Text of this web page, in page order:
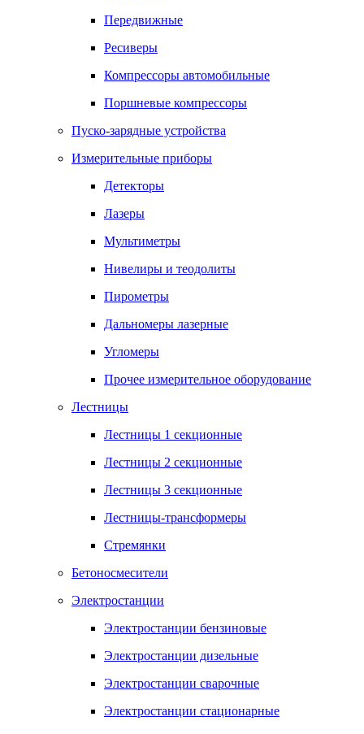
Передвижные
Ресиверы
Компрессоры автомобильные
Поршневые компрессоры
Пуско-зарядные устройства
Измерительные приборы
Детекторы
Лазеры
Мультиметры
Нивелиры и теодолиты
Пирометры
Дальномеры лазерные
Угломеры
Прочее измерительное оборудование
Лестницы
Лестницы 1 секционные
Лестницы 2 секционные
Лестницы 3 секционные
Лестницы-трансформеры
Стремянки
Бетоносмесители
Электростанции
Электростанции бензиновые
Электростанции дизельные
Электростанции сварочные
Электростанции стационарные